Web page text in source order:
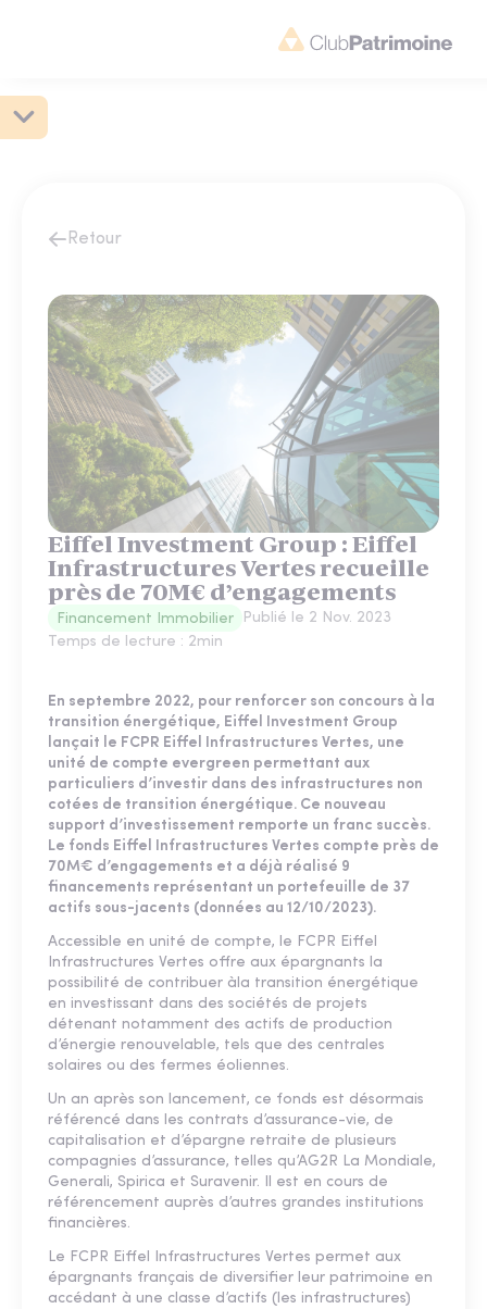
Retour
Eiffel Investment Group : Eiffel
Infrastructures Vertes recueille
près de 70M€ d’engagements
Financement Immobilier Publié le 2 Nov. 2023
Temps de lecture : 2min
En septembre 2022, pour renforcer son concours à la
transition énergétique, Eiffel Investment Group
lançait le FCPR Eiffel Infrastructures Vertes, une
unité de compte evergreen permettant aux
particuliers d’investir dans des infrastructures non
cotées de transition énergétique. Ce nouveau
support d’investissement remporte un franc succès.
Le fonds Eiffel Infrastructures Vertes compte près de
70M€ d’engagements et a déjà réalisé 9
financements représentant un portefeuille de 37
actifs sous-jacents (données au 12/10/2023).
Accessible en unité de compte, le FCPR Eiffel
Infrastructures Vertes offre aux épargnants la
possibilité de contribuer àla transition énergétique
en investissant dans des sociétés de projets
détenant notamment des actifs de production
d’énergie renouvelable, tels que des centrales
solaires ou des fermes éoliennes.
Un an après son lancement, ce fonds est désormais
référencé dans les contrats d’assurance-vie, de
capitalisation et d’épargne retraite de plusieurs
compagnies d’assurance, telles qu’AG2R La Mondiale,
Generali, Spirica et Suravenir. Il est en cours de
référencement auprès d’autres grandes institutions
financières.
Le FCPR Eiffel Infrastructures Vertes permet aux
épargnants français de diversifier leur patrimoine en
accédant à une classe d’actifs (les infrastructures)